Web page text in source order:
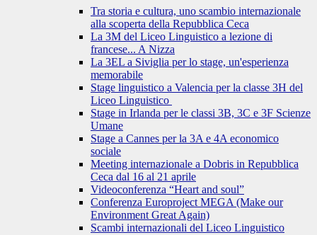
Tra storia e cultura, uno scambio internazionale
alla scoperta della Repubblica Ceca
La 3M del Liceo Linguistico a lezione di
francese... A Nizza
La 3EL a Siviglia per lo stage, un'esperienza
memorabile
Stage linguistico a Valencia per la classe 3H del
Liceo Linguistico
Stage in Irlanda per le classi 3B, 3C e 3F Scienze
Umane
Stage a Cannes per la 3A e 4A economico
sociale
Meeting internazionale a Dobris in Repubblica
Ceca dal 16 al 21 aprile
Videoconferenza “Heart and soul”
Conferenza Europroject MEGA (Make our
Environment Great Again)
Scambi internazionali del Liceo Linguistico